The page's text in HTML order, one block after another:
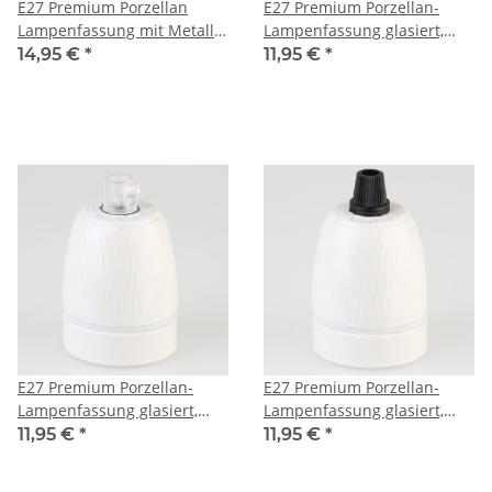
E27 Premium Porzellan
Lampenfassung mit Metall-
Zugentlaster verkupfert
14,95 € *
E27 Premium Porzellan-
Lampenfassung glasiert,
inkl. Kunststoff-Zugentlaster
11,95 € *
E27 Premium Porzellan-
Lampenfassung glasiert,
inkl. Kunststoff-Zugentlaster
11,95 € *
E27 Premium Porzellan-
Lampenfassung glasiert,
inkl. Kunststoff-Zugentlaster
11,95 € *